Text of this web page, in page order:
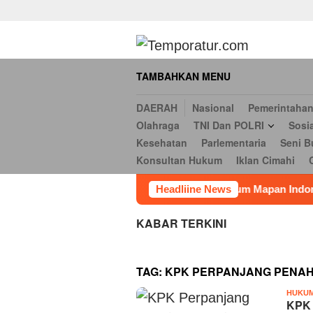
TAMBAHKAN MENU
DAERAH Nasional Pemerintahan
Olahraga
TNI Dan POLRI
Kesehatan
Parlementaria Seni
Konsultan Hukum
Iklan Cimahi
Headliine News
Ketum Mapan Indonessia Apresiasi Satuan
KABAR TERKINI
TAG: KPK PERPANJANG
Religi Internasional